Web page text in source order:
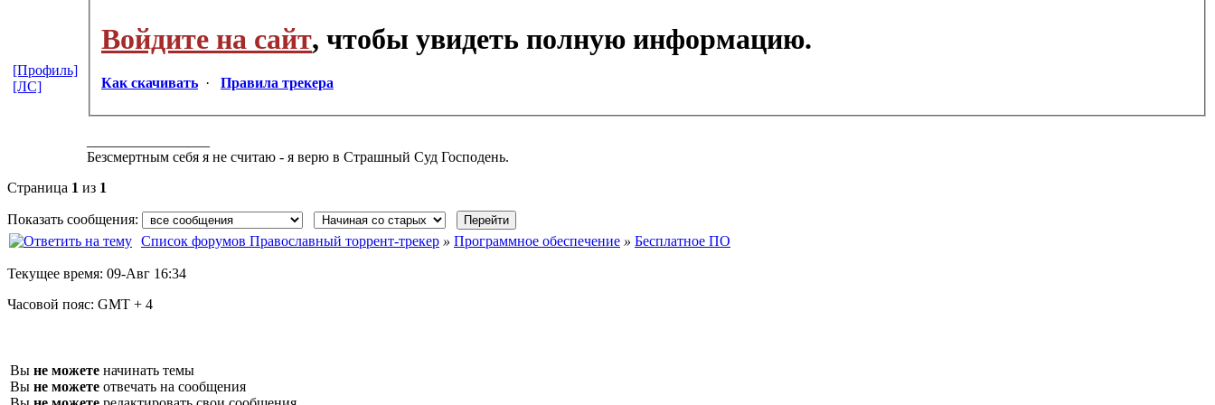
Войдите на сайт, чтобы увидеть полную информацию.
Как скачивать · Правила трекера
Безсмертным себя я не считаю - я верю в Страшный Суд Господень.
[Профиль]
[ЛС]
Страница 1 из 1
Показать сообщения:
Список форумов Православный торрент-трекер » Программное обеспечение » Бесплатное ПО
Текущее время: 09-Авг 16:34
Часовой пояс: GMT + 4
Вы не можете начинать темы
Вы не можете отвечать на сообщения